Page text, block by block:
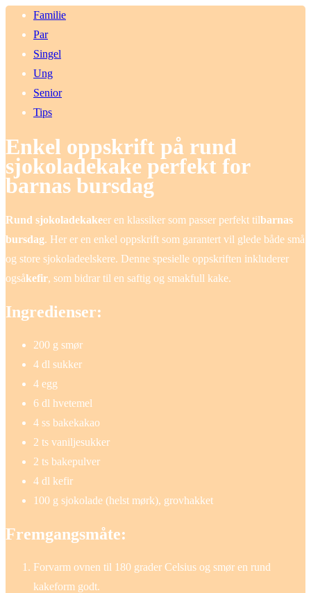
Familie
Par
Singel
Ung
Senior
Tips
Enkel oppskrift på rund
sjokoladekake perfekt for
barnas bursdag
Rund sjokoladekakeer en klassiker som passer perfekt tilbarnas
bursdag. Her er en enkel oppskrift som garantert vil glede både små
og store sjokoladeelskere. Denne spesielle oppskriften inkluderer
ogsåkefir, som bidrar til en saftig og smakfull kake.
Ingredienser:
200 g smør
4 dl sukker
4 egg
6 dl hvetemel
4 ss bakekakao
2 ts vaniljesukker
2 ts bakepulver
4 dl kefir
100 g sjokolade (helst mørk), grovhakket
Fremgangsmåte:
Forvarm ovnen til 180 grader Celsius og smør en rund
kakeform godt.